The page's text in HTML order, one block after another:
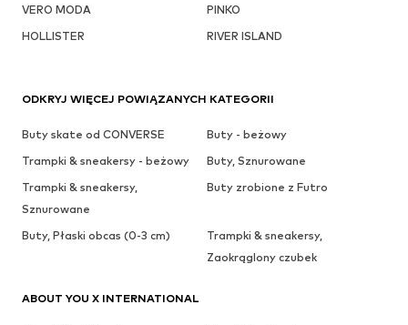
VERO MODA
PINKO
HOLLISTER
RIVER ISLAND
ODKRYJ WIĘCEJ POWIĄZANYCH KATEGORII
Buty skate od CONVERSE
Buty - beżowy
Trampki & sneakersy - beżowy
Buty, Sznurowane
Trampki & sneakersy,
Sznurowane
Buty zrobione z Futro
Buty, Płaski obcas (0-3 cm)
Trampki & sneakersy,
Zaokrąglony czubek
ABOUT YOU X INTERNATIONAL